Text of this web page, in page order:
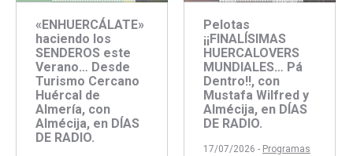
«ENHUERCÁLATE»
haciendo los
SENDEROS este
Verano… Desde
Turismo Cercano
Huércal de
Almería, con
Almécija, en DÍAS
DE RADIO.
Pelotas
¡¡FINALÍSIMAS
HUERCALOVERS
MUNDIALES… Pá
Dentro!!, con
Mustafa Wilfred y
Almécija, en DÍAS
DE RADIO.
17/07/2026 - Programas